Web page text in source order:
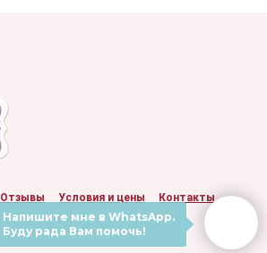
Напишите мне в WhatsApp.
Буду рада Вам помочь!
Отзывы Условия и цены Контакты